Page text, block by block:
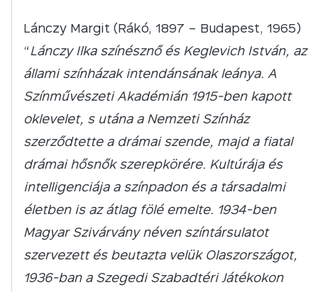
Lánczy Margit (Rákó, 1897 – Budapest, 1965)
“Lánczy Ilka színésznő és Keglevich István, az
állami színházak intendánsának leánya. A
Színművészeti Akadémián 1915-ben kapott
oklevelet, s utána a Nemzeti Színház
szerződtette a drámai szende, majd a fiatal
drámai hősnők szerepkörére. Kultúrája és
intelligenciája a színpadon és a társadalmi
életben is az átlag fölé emelte. 1934-ben
Magyar Szivárvány néven színtársulatot
szervezett és beutazta velük Olaszországot,
1936-ban a Szegedi Szabadtéri Játékokon